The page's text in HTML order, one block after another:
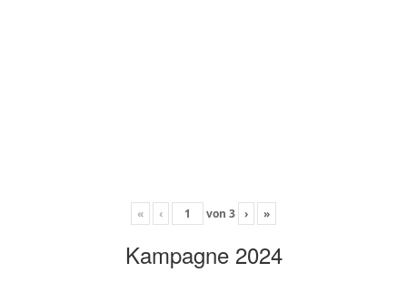
« ‹ von 3 › »
Kampagne 2024